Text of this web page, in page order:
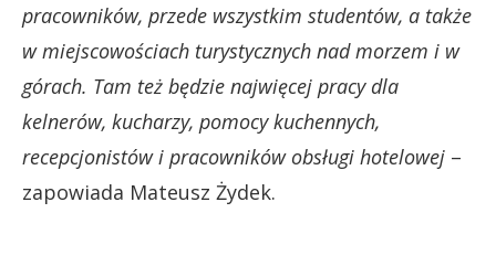
pracowników, przede wszystkim studentów, a także
w miejscowościach turystycznych nad morzem i w
górach. Tam też będzie najwięcej pracy dla
kelnerów, kucharzy, pomocy kuchennych,
recepcjonistów i pracowników obsługi hotelowej –
zapowiada Mateusz Żydek.